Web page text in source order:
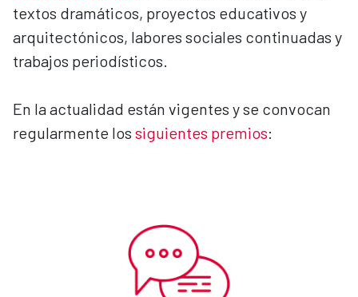
textos dramáticos, proyectos educativos y
arquitectónicos, labores sociales continuadas y
trabajos periodísticos.
En la actualidad están vigentes y se convocan
regularmente los siguientes premios: